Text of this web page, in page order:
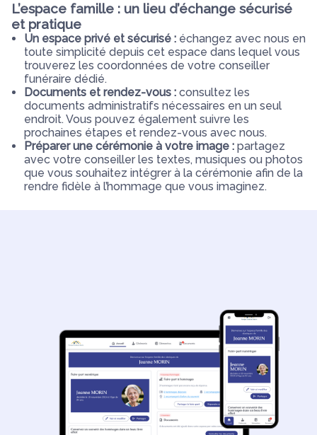
L’espace famille : un lieu d’échange sécurisé
et pratique
Un espace privé et sécurisé : échangez avec nous en
toute simplicité depuis cet espace dans lequel vous
trouverez les coordonnées de votre conseiller
funéraire dédié.
Documents et rendez-vous : consultez les
documents administratifs nécessaires en un seul
endroit. Vous pouvez également suivre les
prochaines étapes et rendez-vous avec nous.
Préparer une cérémonie à votre image : partagez
avec votre conseiller les textes, musiques ou photos
que vous souhaitez intégrer à la cérémonie afin de la
rendre fidèle à l’hommage que vous imaginez.